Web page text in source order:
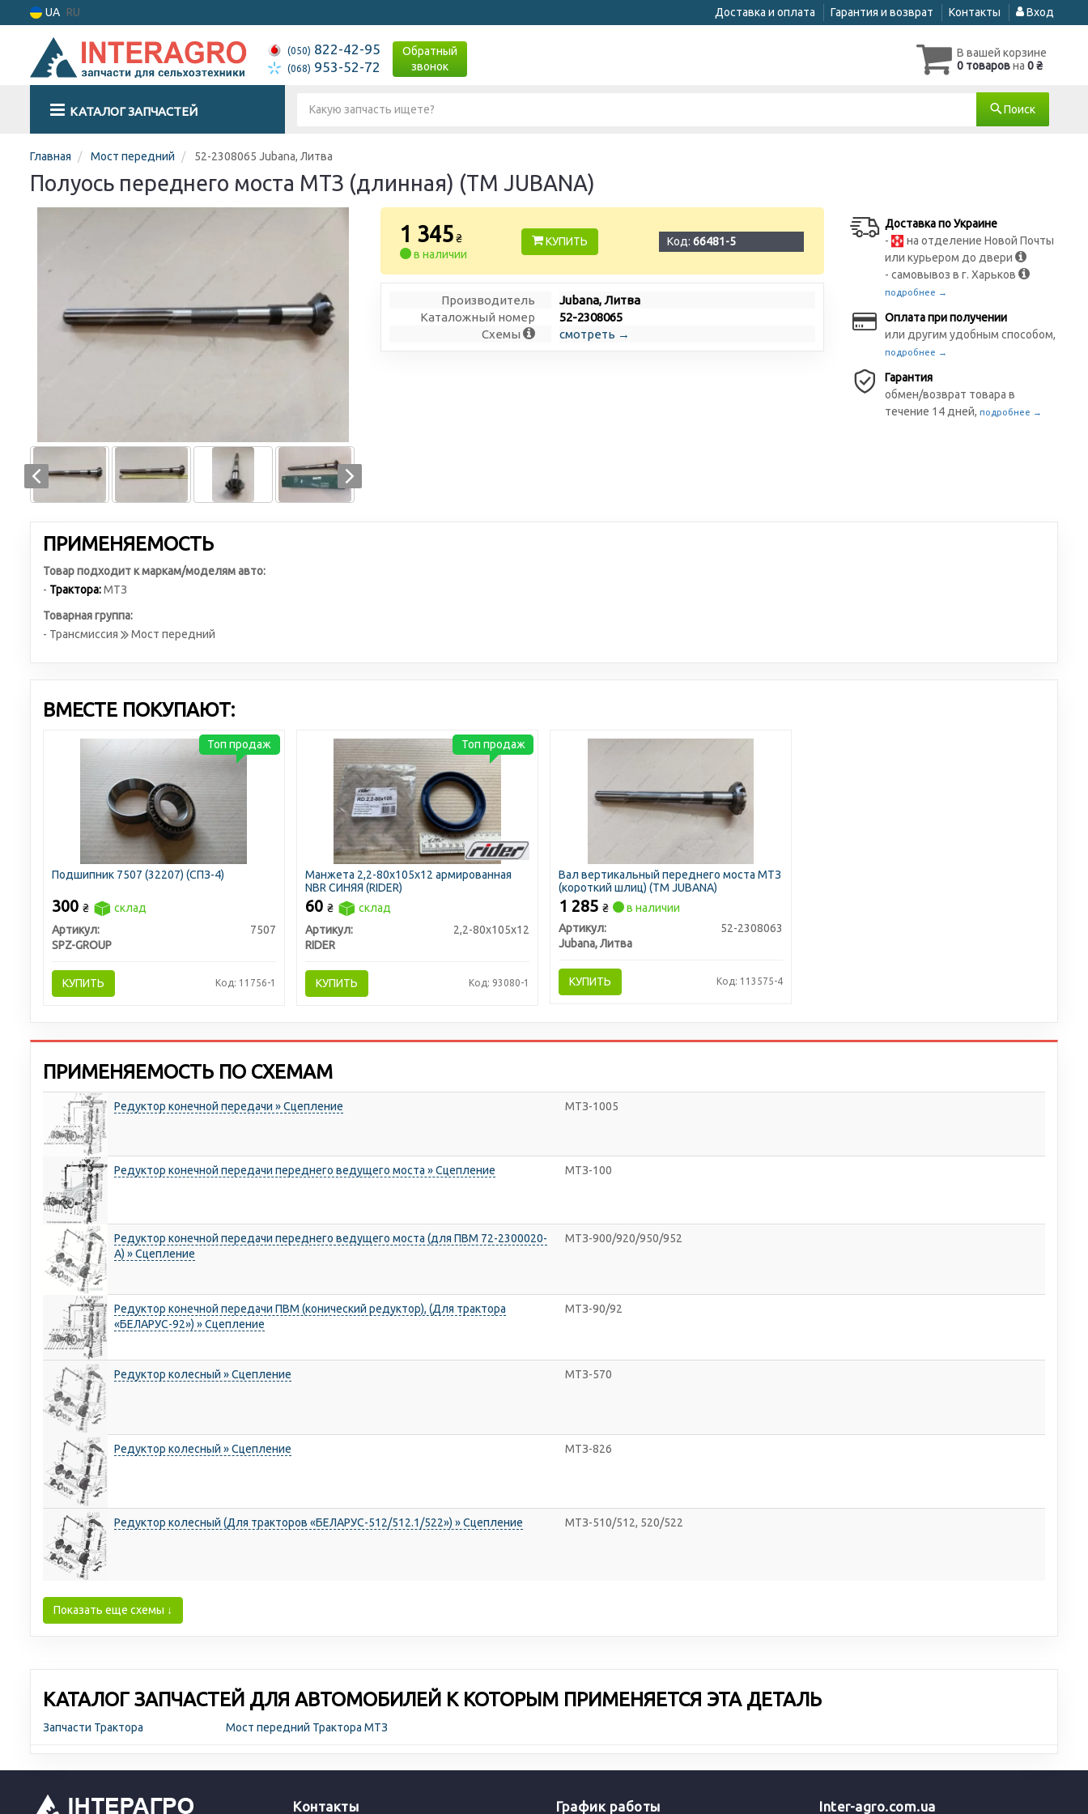
UA RU Доставка и оплата Гарантия и возврат Контакты Вход
(050) 822-42-95
(068) 953-52-72
Обратный
звонок
В вашей корзине
0 товаровна 0 ₴
КАТАЛОГ ЗАПЧАСТЕЙ Поиск
Главная Мост передний 52-2308065 Jubana, Литва
Полуось переднего моста МТЗ (длинная) (ТМ JUBANA)
1 345 ₴
в наличии
КУПИТЬ Код:66481-5
Производитель
Jubana, Литва
Каталожный номер
52-2308065
Схемы
смотреть →
Доставка по Украине
-
на отделение Новой Почты
или курьером до двери
- самовывоз в г. Харьков
подробнее →
Оплата при получении
или другим удобным способом,
подробнее →
Гарантия
обмен/возврат товара в
течение 14 дней,подробнее →
ПРИМЕНЯЕМОСТЬ
Товар подходит к маркам/моделям авто:
- Трактора:МТЗ
Товарная группа:
- Трансмиссия
Мост передний
ВМЕСТЕ ПОКУПАЮТ:
Подшипник 7507 (32207) (СПЗ-4)
300 ₴
склад
Артикул:
7507
SPZ-GROUP
КУПИТЬ Код: 11756-1
Топ продаж
Манжета 2,2-80х105х12 армированная
NBR СИНЯЯ (RIDER)
60 ₴
склад
Артикул:
2,2-80х105х12
RIDER
КУПИТЬ Код: 93080-1
Топ продаж
Вал вертикальный переднего моста МТЗ
(короткий шлиц) (ТМ JUBANA)
1 285 ₴
в наличии
Артикул:
52-2308063
Jubana, Литва
КУПИТЬ Код: 113575-4
ПРИМЕНЯЕМОСТЬ ПО СХЕМАМ
Редуктор конечной передачи » Сцепление МТЗ-1005
Редуктор конечной передачи переднего ведущего моста » Сцепление МТЗ-100
Редуктор конечной передачи переднего ведущего моста (для ПВМ 72-2300020-
А) » Сцепление
МТЗ-900/920/950/952
Редуктор конечной передачи ПВМ (конический редуктор), (Для трактора
«БЕЛАРУС-92») » Сцепление
МТЗ-90/92
Редуктор колесный » Сцепление МТЗ-570
Редуктор колесный » Сцепление МТЗ-826
Редуктор колесный (Для тракторов «БЕЛАРУС-512/512.1/522») » Сцепление МТЗ-510/512, 520/522
Показать еще схемы ↓
КАТАЛОГ ЗАПЧАСТЕЙ ДЛЯ АВТОМОБИЛЕЙ К КОТОРЫМ ПРИМЕНЯЕТСЯ ЭТА ДЕТАЛЬ
Запчасти Трактора Мост передний Трактора МТЗ
Контакты График работы Inter-agro.com.ua